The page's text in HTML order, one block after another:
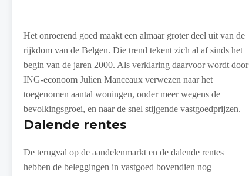
Het onroerend goed maakt een almaar groter deel uit van de
rijkdom van de Belgen. Die trend tekent zich al af sinds het
begin van de jaren 2000. Als verklaring daarvoor wordt door
ING-econoom Julien Manceaux verwezen naar het
toegenomen aantal woningen, onder meer wegens de
bevolkingsgroei, en naar de snel stijgende vastgoedprijzen.
Dalende rentes
De terugval op de aandelenmarkt en de dalende rentes
hebben de beleggingen in vastgoed bovendien nog